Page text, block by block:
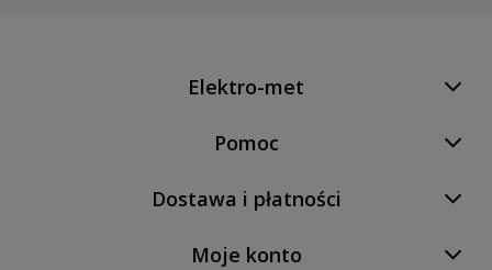
Elektro-met
Pomoc
Dostawa i płatności
Moje konto